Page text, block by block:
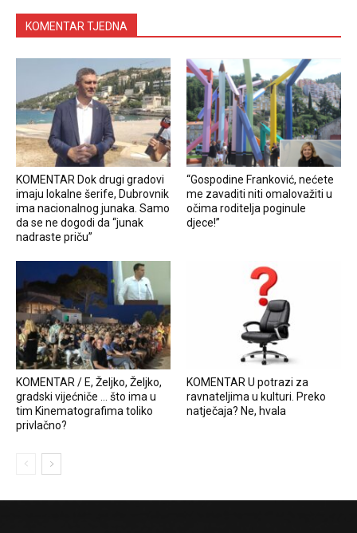
KOMENTAR TJEDNA
KOMENTAR Dok drugi gradovi
imaju lokalne šerife, Dubrovnik
ima nacionalnog junaka. Samo
da se ne dogodi da “junak
nadraste priču”
“Gospodine Franković, nećete
me zavaditi niti omalovažiti u
očima roditelja poginule
djece!”
KOMENTAR / E, Željko, Željko,
gradski vijećniče … što ima u
tim Kinematografima toliko
privlačno?
KOMENTAR U potrazi za
ravnateljima u kulturi. Preko
natječaja? Ne, hvala